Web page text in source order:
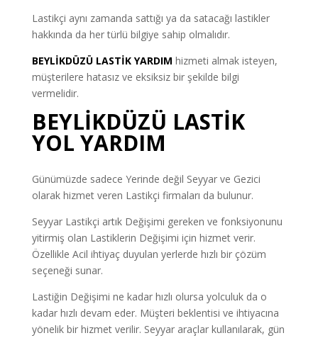
Lastikçi aynı zamanda sattığı ya da satacağı lastikler
hakkında da her türlü bilgiye sahip olmalıdır.
BEYLİKDÜZÜ LASTİK YARDIM hizmeti almak isteyen,
müşterilere hatasız ve eksiksiz bir şekilde bilgi
vermelidir.
BEYLİKDÜZÜ LASTİK
YOL YARDIM
Günümüzde sadece Yerinde değil Seyyar ve Gezici
olarak hizmet veren Lastikçi firmaları da bulunur.
Seyyar Lastikçi artık Değişimi gereken ve fonksiyonunu
yitirmiş olan Lastiklerin Değişimi için hizmet verir.
Özellikle Acil ihtiyaç duyulan yerlerde hızlı bir çözüm
seçeneği sunar.
Lastiğin Değişimi ne kadar hızlı olursa yolculuk da o
kadar hızlı devam eder. Müşteri beklentisi ve ihtiyacına
yönelik bir hizmet verilir. Seyyar araçlar kullanılarak, gün